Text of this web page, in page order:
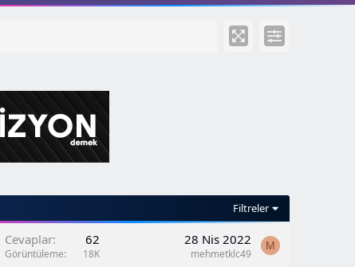
Filtreler
Cevaplar 62
Görüntüleme 18K
28 Nis 2022
mehmetklc49
M